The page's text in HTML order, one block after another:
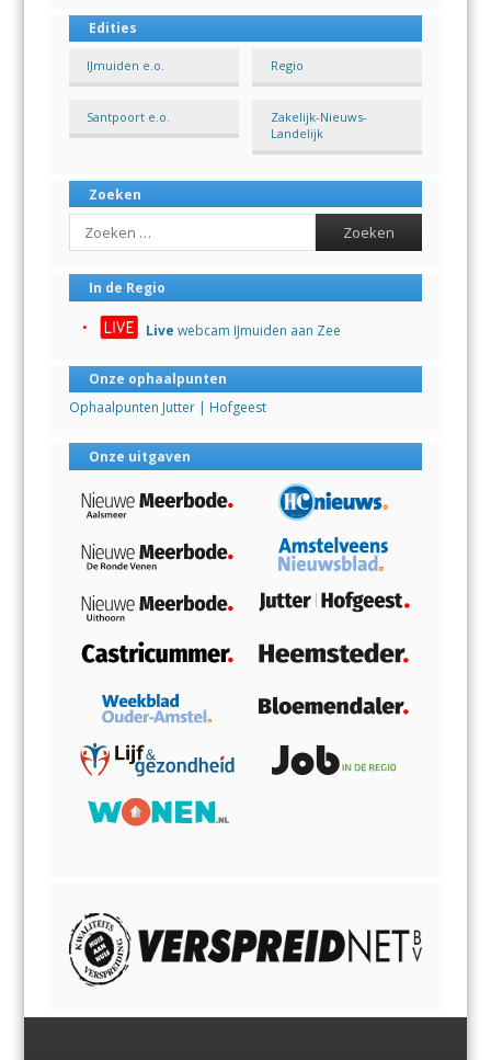
Edities
IJmuiden e.o. Regio
Santpoort e.o.
Zakelijk-Nieuws-
Landelijk
Zoeken
Search
In de Regio
Live webcam IJmuiden aan Zee
Onze ophaalpunten
Ophaalpunten Jutter | Hofgeest
Onze uitgaven